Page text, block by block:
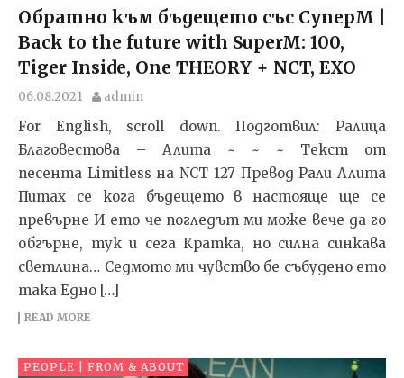
Обратно към бъдещето със СуперМ |
Back to the future with SuperM: 100,
Tiger Inside, One THEORY + NCT, EXO
06.08.2021 admin
For English, scroll down. Подготвил: Ралица
Благовестова – Алита ~ ~ ~ Текст от
песента Limitless на NCT 127 Превод Рали Алита
Питах се кога бъдещето в настояще ще се
превърне И ето че погледът ми може вече да го
обгърне, тук и сега Кратка, но силна синкава
светлина… Седмото ми чувство бе събудено ето
така Едно […]
READ MORE
PEOPLE | FROM & ABOUT